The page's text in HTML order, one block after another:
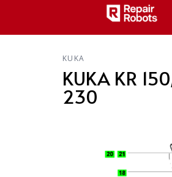
KUKA
KUKA KR
230